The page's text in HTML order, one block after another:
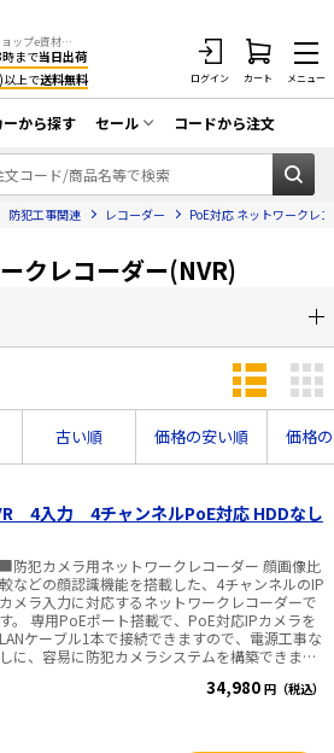
工事資材のプロショップe資材 CATV・アンテナ・防犯・光・LAN・電気・空調工事など
まで当日出荷
上で送料無料 ログイン カート メニュー
接栓／関連工具
ースター／CATV
束バンド・テー
機関連
資材
ネクタ・関連資
／分電盤／ブレ
ンテナ工事
FTTH工事
・換気扇工事
工事
事
事
電工事
ーから探す セール
在庫一掃セール
コードから注文
防犯工事関連 レコーダー PoE対応 ネットワークレ
クレコーダー(NVR)
古い順 価格の安い順 価格
4入力 4チャンネルPoE対応 HDDなし
■防犯カメラ用ネットワークレコーダー 顔画像比
較などの顔認識機能を搭載した、4チャンネルのIP
カメラ入力に対応するネットワークレコーダーで
す。 専用PoEポート搭載で、PoE対応IPカメラを
LANケーブル1本で接続できますので、電源工事な
しに、容易に防犯カメラシステムを構築できま
ンドプレイ機能で、面倒な設定をしなくとも自動
34,980 円（税込）